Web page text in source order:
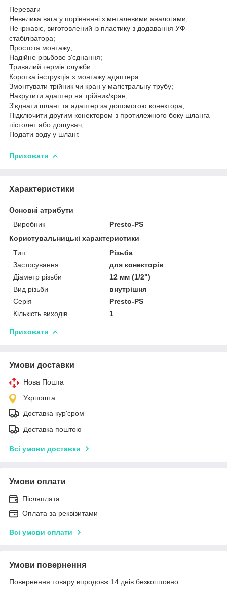
Переваги
Невелика вага у порівнянні з металевими аналогами;
Не іржавіє, виготовлений із пластику з додавання УФ-
стабілізатора;
Простота монтажу;
Надійне різьбове з'єднання;
Тривалий термін служби.
Коротка інструкція з монтажу адаптера:
Змонтувати трійник чи кран у магістральну трубу;
Накрутити адаптер на трійник/кран;
З'єднати шланг та адаптер за допомогою конектора;
Підключити другим конектором з протилежного боку шланга
пістолет або дощувач;
Подати воду у шланг.
Приховати
Характеристики
Основні атрибути
Виробник
Presto-PS
Користувальницькі характеристики
Тип
Різьба
Застосування
для конекторів
Діаметр різьби
12 мм (1/2")
Вид різьби
внутрішня
Серія
Presto-PS
Кількість виходів
1
Приховати
Умови доставки
Нова Пошта
Укрпошта
Доставка кур'єром
Доставка поштою
Всі умови доставки
Умови оплати
Післяплата
Оплата за реквізитами
Всі умови оплати
Умови повернення
Повернення товару впродовж 14 днів безкоштовно